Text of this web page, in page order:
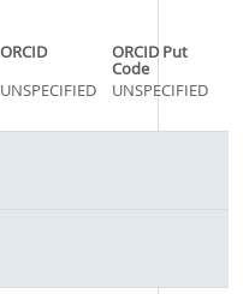
ORCID ORCID Put
Code
UNSPECIFIED UNSPECIFIED